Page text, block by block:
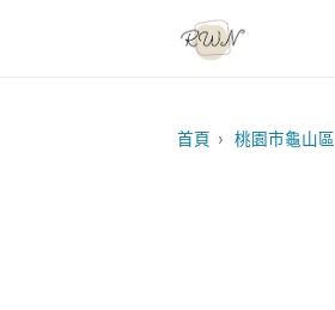
首頁 › 桃園市龜山區